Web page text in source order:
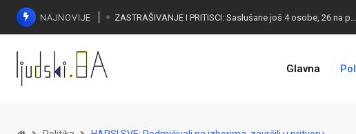
NAJNOVIJE
Glavna